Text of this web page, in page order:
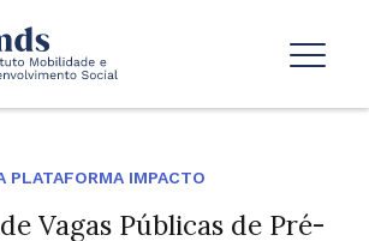
PLATAFORMA IMPACTO
Vagas Públicas de Pré-